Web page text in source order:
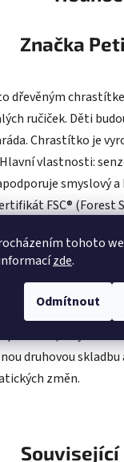
tohoto
zde.
Odmítnout
Značka
dřevěným
ručiček. Děti
Chrastítko je
vlastnosti:
smyslový
FSC® (Forest
dodržovány přísné
FSC® na výrobku
chránit lesy a
díky
druhovou skladbu
změn.